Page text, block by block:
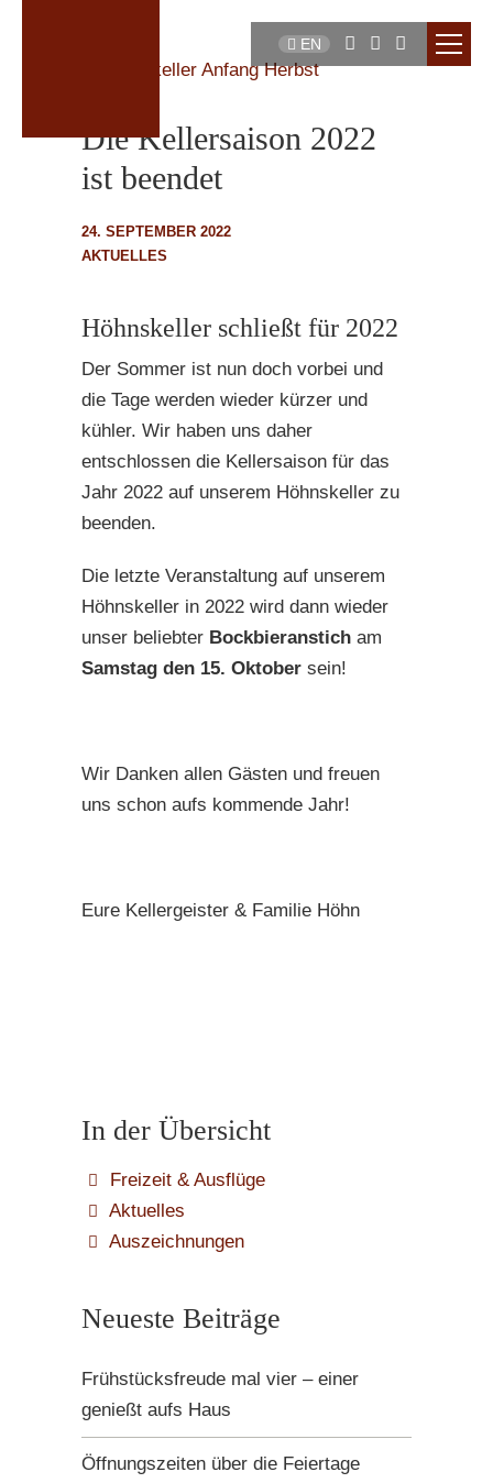
EN
Die Kellersaison 2022
ist beendet
24. SEPTEMBER 2022
AKTUELLES
Höhnskeller schließt für 2022
Der Sommer ist nun doch vorbei und
die Tage werden wieder kürzer und
kühler. Wir haben uns daher
entschlossen die Kellersaison für das
Jahr 2022 auf unserem Höhnskeller zu
beenden.
Die letzte Veranstaltung auf unserem
Höhnskeller in 2022 wird dann wieder
unser beliebter Bockbieranstich am
Samstag den 15. Oktober sein!
Wir Danken allen Gästen und freuen
uns schon aufs kommende Jahr!
Eure Kellergeister & Familie Höhn
In der Übersicht
Freizeit & Ausflüge
Aktuelles
Auszeichnungen
Neueste Beiträge
Frühstücksfreude mal vier – einer
genießt aufs Haus
Öffnungszeiten über die Feiertage